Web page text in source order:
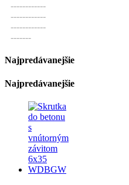
------------
------------
------------
-------
Najpredávanejšie
Najpredávanejšie